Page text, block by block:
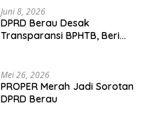
Juni 8, 2026
DPRD Berau Desak
Transparansi BPHTB, Beri
Mei 26, 2026
PROPER Merah Jadi Sorotan
DPRD Berau